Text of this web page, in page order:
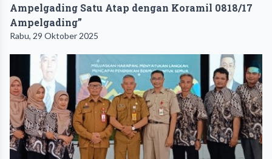
Ampelgading Satu Atap dengan Koramil 0818/17
Ampelgading”
Rabu, 29 Oktober 2025